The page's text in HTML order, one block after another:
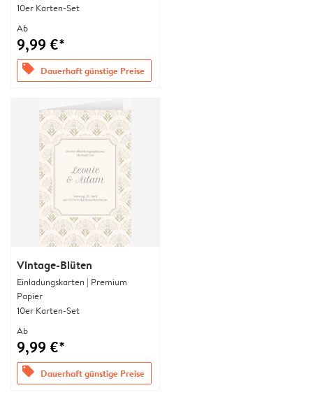
10er Karten-Set
Ab
9,99 €*
offers Dauerhaft günstige Preise
Vintage-Blüten
Einladungskarten | Premium
Papier
10er Karten-Set
Ab
9,99 €*
offers Dauerhaft günstige Preise